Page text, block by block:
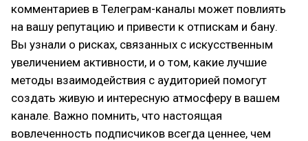
комментариев в Телеграм-каналы может повлиять
на вашу репутацию и привести к отпискам и бану.
Вы узнали о рисках, связанных с искусственным
увеличением активности, и о том, какие лучшие
методы взаимодействия с аудиторией помогут
создать живую и интересную атмосферу в вашем
канале. Важно помнить, что настоящая
вовлеченность подписчиков всегда ценнее, чем